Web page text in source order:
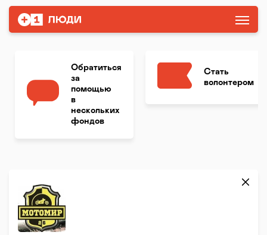
Обратиться
за
помощью
в
нескольких
фондов
Стать
волонтером